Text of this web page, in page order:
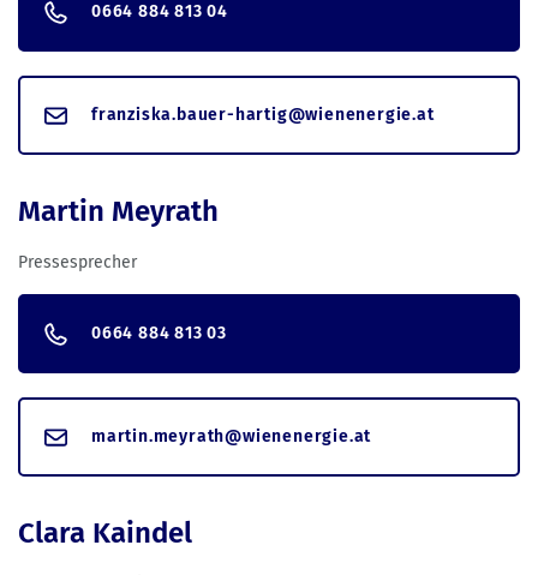
0664 884 813 04
franziska.bauer-hartig@wienenergie.at
Martin Meyrath
Pressesprecher
0664 884 813 03
martin.meyrath@wienenergie.at
Clara Kaindel